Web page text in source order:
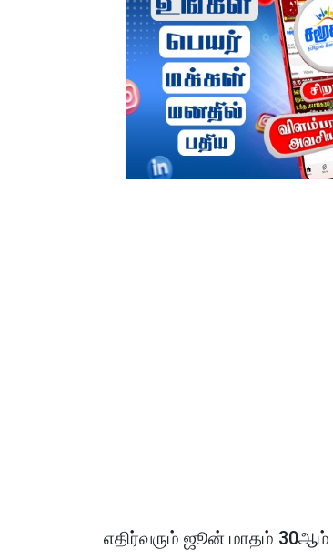
எதிர்வரும் ஜூன் மாதம் 30ஆம்